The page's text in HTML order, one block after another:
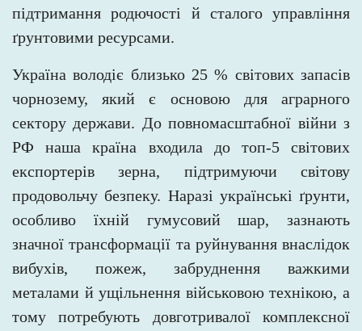
підтримання родючості й сталого управління
ґрунтовими ресурсами.
Україна володіє близько 25 % світових запасів
чорнозему, який є основою для аграрного
сектору держави. До повномасштабної війни з
РФ наша країна входила до топ-5 світових
експортерів зерна, підтримуючи світову
продовольчу безпеку. Наразі українські ґрунти,
особливо їхній гумусовий шар, зазнають
значної трансформації та руйнування внаслідок
вибухів, пожеж, забруднення важкими
металами й ущільнення військовою технікою, а
тому потребують довготривалої комплексної